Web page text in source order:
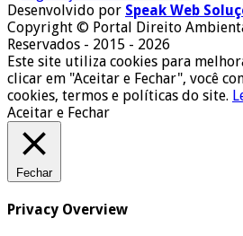
Desenvolvido por Speak Web
Copyright © Portal Direito
Reservados - 2015 - 2026
Este site utiliza cookies para
clicar em "Aceitar e Fechar", você
cookies, termos e políticas do site.
Aceitar e Fechar
Fechar
Privacy Overview